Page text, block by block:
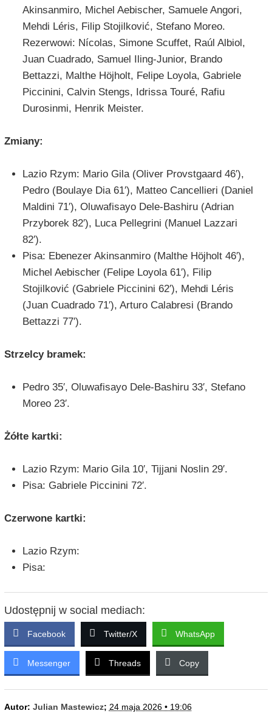
Akinsanmiro, Michel Aebischer, Samuele Angori,
Mehdi Léris, Filip Stojilković, Stefano Moreo.
Rezerwowi: Nícolas, Simone Scuffet, Raúl Albiol,
Juan Cuadrado, Samuel Iling-Junior, Brando
Bettazzi, Malthe Höjholt, Felipe Loyola, Gabriele
Piccinini, Calvin Stengs, Idrissa Touré, Rafiu
Durosinmi, Henrik Meister.
Zmiany:
Lazio Rzym: Mario Gila (Oliver Provstgaard 46′),
Pedro (Boulaye Dia 61′), Matteo Cancellieri (Daniel
Maldini 71′), Oluwafisayo Dele-Bashiru (Adrian
Przyborek 82′), Luca Pellegrini (Manuel Lazzari
82′).
Pisa: Ebenezer Akinsanmiro (Malthe Höjholt 46′),
Michel Aebischer (Felipe Loyola 61′), Filip
Stojilković (Gabriele Piccinini 62′), Mehdi Léris
(Juan Cuadrado 71′), Arturo Calabresi (Brando
Bettazzi 77′).
Strzelcy bramek:
Pedro 35′, Oluwafisayo Dele-Bashiru 33′, Stefano
Moreo 23′.
Żółte kartki:
Lazio Rzym: Mario Gila 10′, Tijjani Noslin 29′.
Pisa: Gabriele Piccinini 72′.
Czerwone kartki:
Lazio Rzym:
Pisa:
Udostępnij w social mediach:
Facebook Twitter/X WhatsApp
Messenger Threads Copy
Autor: Julian Mastewicz; 24 maja 2026 • 19:06